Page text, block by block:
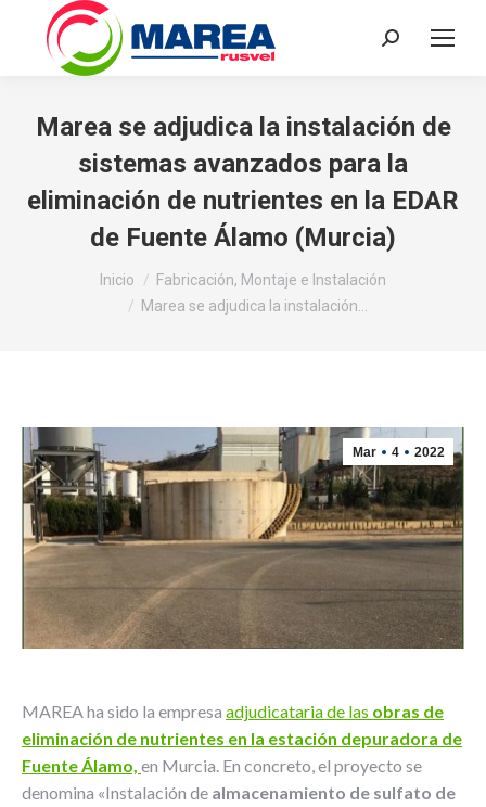
Buscar:
Marea se adjudica la instalación de
sistemas avanzados para la
eliminación de nutrientes en la EDAR
de Fuente Álamo (Murcia)
Inicio
Fabricación, Montaje e Instalación
Marea se adjudica la instalación…
Mar 4 2022
MAREA ha sido la empresa adjudicataria de las obras de
eliminación de nutrientes en la estación depuradora de
Fuente Álamo, en Murcia. En concreto, el proyecto se
denomina «Instalación de almacenamiento de sulfato de